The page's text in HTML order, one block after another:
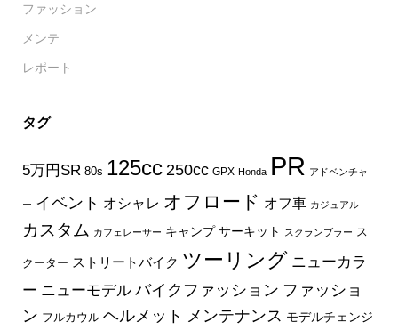
ファッション
メンテ
レポート
タグ
5万円SR 80s 125cc 250cc GPX Honda PR アドベンチャ
ー イベント オシャレ オフロード オフ車 カジュアル
カスタム カフェレーサー キャンプ サーキット スクランブラー ス
クーター ストリートバイク ツーリング ニューカラ
ー ニューモデル バイクファッション ファッショ
ン フルカウル ヘルメット メンテナンス モデルチェンジ